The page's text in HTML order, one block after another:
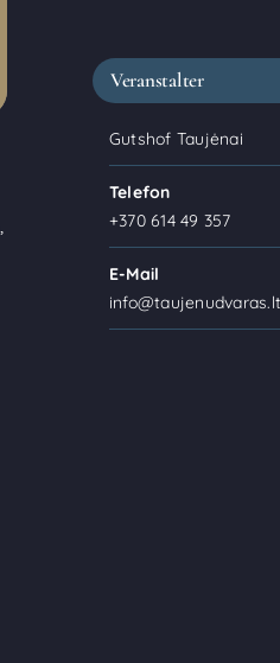
Veranstalter
Gutshof Taujėnai
Telefon
+370 614 49 357
E-Mail
info@taujenudvaras.lt